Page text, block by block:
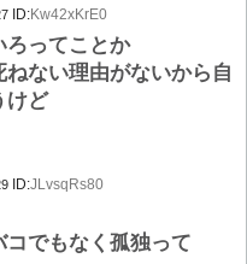
ID:Kw42xKrE0
ろってことか
ない理由がないから自
けど
ID:JLvsqRs80
でもなく孤独って